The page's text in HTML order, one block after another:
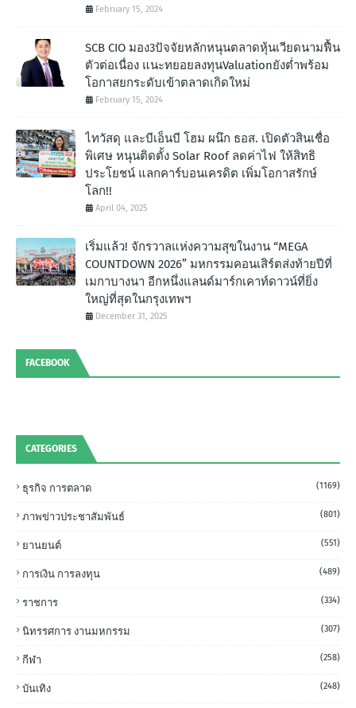
February 15, 2024
SCB CIO มอง3ปัจจัยหลักหนุนตลาดหุ้นเวียดนามฟื้น
ตัวต่อเนื่อง แนะทยอยลงทุนValuationยังต่ำพร้อม
โอกาสยกระดับเข้าตลาดเกิดใหม่
February 15, 2024
ไทวัสดุ และบีเอ็นบี โฮม ผนึก ธอส. เปิดตัวสินเชื่อ
พิเศษ หนุนติดตั้ง Solar Roof ลดค่าไฟ ให้สิทธิ
ประโยชน์ แลกคาร์บอนเครดิต เพิ่มโอกาสรักษ์
โลก!!
April 04, 2025
เริ่มแล้ว! จักรวาลแห่งความสุขในงาน “MEGA
COUNTDOWN 2026” มหกรรมคอนเสิร์ตส่งท้ายปีที่
เมกาบางนา อีกหนึ่งแลนด์มาร์กเคาท์ดาวน์ที่ยิ่ง
ใหญ่ที่สุดในกรุงเทพฯ
December 31, 2025
FACEBOOK
CATEGORIES
ธุรกิจ การตลาด (1169)
ภาพข่าวประชาสัมพันธ์ (801)
ยานยนต์ (551)
การเงิน การลงทุน (489)
ราชการ (334)
นิทรรศการ งานมหกรรม (307)
กีฬา (258)
บันเทิง (248)